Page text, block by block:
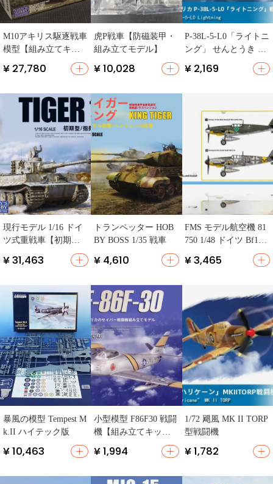
M10アキリス駆逐戦車
模型【組み立てキッ
ト・迫力のスケール
再現】
¥ 27,780
虎P戦車【防磁装甲・
組み立てモデル】
¥ 10,028
P-38L-5-L0「ライトニ
ング」 せんとうき モ
¥ 2,169
現行モデル 1/16 ドイ
ツ式重戦車【初期
¥ 31,463
トランペッター HOB
BY BOSS 1/35 戦車
¥ 4,610
FMS モデル航空機 81
750 1/48 ドイツ Bf109
¥ 3,465
暴風の模型 Tempest M
k.II ハイテック版
¥ 10,463
小型模型 F86F30 戦闘
機【組み立てキッ
ル】
¥ 1,994
1/72 飓風 MK II TORP
型戦闘機
¥ 1,782